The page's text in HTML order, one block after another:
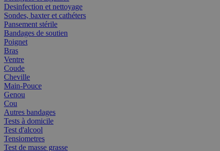
Desinfection et nettoyage
Sondes, baxter et cathéters
Pansement stérile
Bandages de soutien
Poignet
Bras
Ventre
Coude
Cheville
Main-Pouce
Genou
Cou
Autres bandages
Tests à domicile
Test d'alcool
Tensiometres
Test de masse grasse